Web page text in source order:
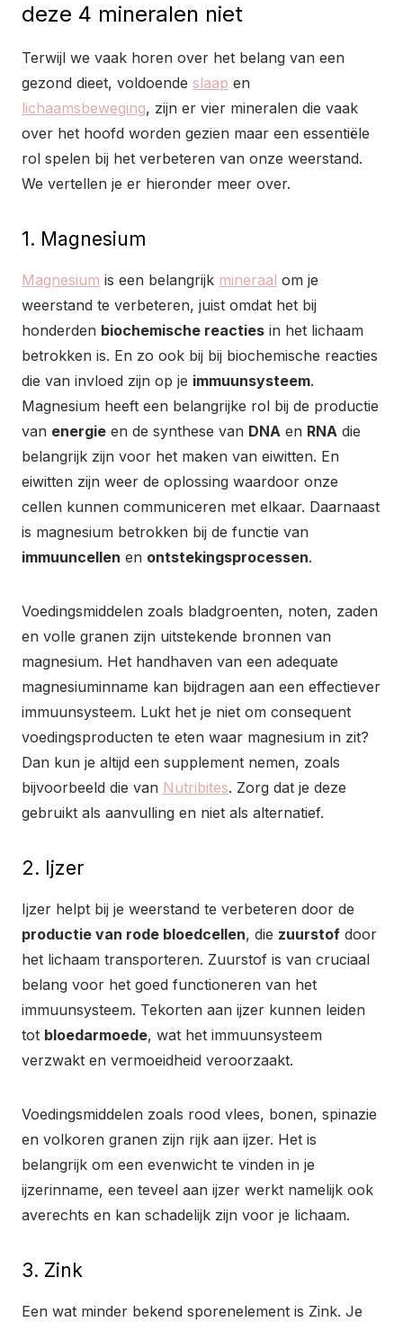
deze 4 mineralen niet
Terwijl we vaak horen over het belang van een
gezond dieet, voldoende slaap en
lichaamsbeweging, zijn er vier mineralen die vaak
over het hoofd worden gezien maar een essentiële
rol spelen bij het verbeteren van onze weerstand.
We vertellen je er hieronder meer over.
1. Magnesium
Magnesium is een belangrijk mineraal om je
weerstand te verbeteren, juist omdat het bij
honderden biochemische reacties in het lichaam
betrokken is. En zo ook bij bij biochemische reacties
die van invloed zijn op je immuunsysteem.
Magnesium heeft een belangrijke rol bij de productie
van energie en de synthese van DNA en RNA die
belangrijk zijn voor het maken van eiwitten. En
eiwitten zijn weer de oplossing waardoor onze
cellen kunnen communiceren met elkaar. Daarnaast
is magnesium betrokken bij de functie van
immuuncellen en ontstekingsprocessen.
Voedingsmiddelen zoals bladgroenten, noten, zaden
en volle granen zijn uitstekende bronnen van
magnesium. Het handhaven van een adequate
magnesiuminname kan bijdragen aan een effectiever
immuunsysteem. Lukt het je niet om consequent
voedingsproducten te eten waar magnesium in zit?
Dan kun je altijd een supplement nemen, zoals
bijvoorbeeld die van Nutribites. Zorg dat je deze
gebruikt als aanvulling en niet als alternatief.
2. Ijzer
Ijzer helpt bij je weerstand te verbeteren door de
productie van rode bloedcellen, die zuurstof door
het lichaam transporteren. Zuurstof is van cruciaal
belang voor het goed functioneren van het
immuunsysteem. Tekorten aan ijzer kunnen leiden
tot bloedarmoede, wat het immuunsysteem
verzwakt en vermoeidheid veroorzaakt.
Voedingsmiddelen zoals rood vlees, bonen, spinazie
en volkoren granen zijn rijk aan ijzer. Het is
belangrijk om een evenwicht te vinden in je
ijzerinname, een teveel aan ijzer werkt namelijk ook
averechts en kan schadelijk zijn voor je lichaam.
3. Zink
Een wat minder bekend sporenelement is Zink. Je